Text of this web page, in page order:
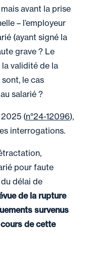
avant la prise
– l’employeur
(ayant signé la
grave ? Le
validité de la
le cas
salarié ?
(n°24-12096),
interrogations.
pour faute
délai de
de la rupture
survenus
de cette